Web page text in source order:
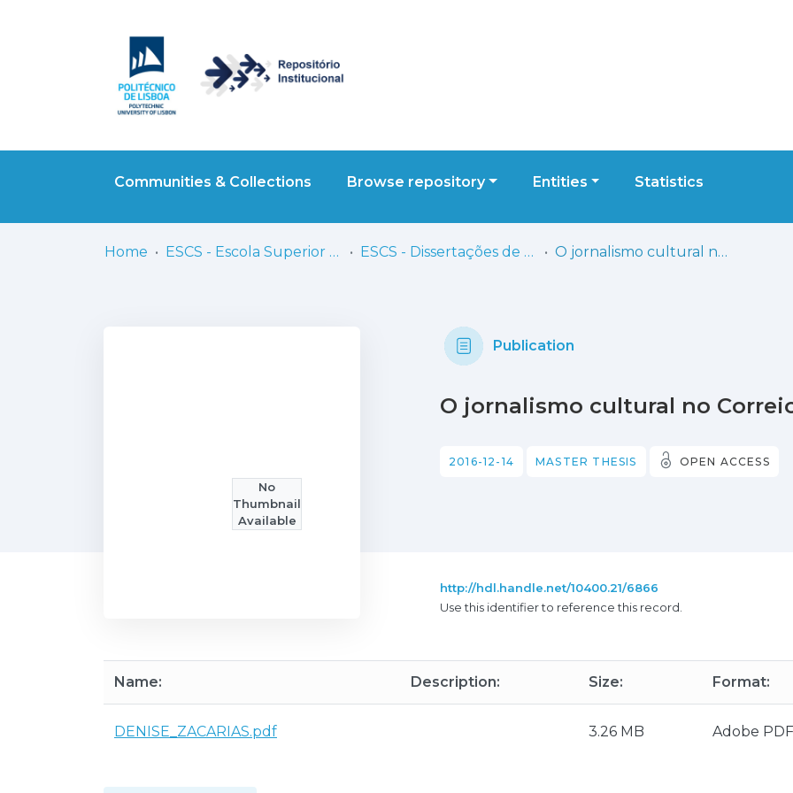
Communities & Collections Browse repository Entities Statistics
Home ESCS - Escola Superior de Comunicação Social ESCS - Dissertações de Mestrado O jornalismo cultural no Correio da Manhã
No
Thumbnail
Available
Publication
O jornalismo cultural no
2016-12-14 MASTER THESIS OPEN ACCESS
http://hdl.handle.net/10400.21/6866
Use this identifier to reference this record.
Name: Description: Size: Format:
DENISE_ZACARIAS.pdf 3.26 MB Adobe PDF